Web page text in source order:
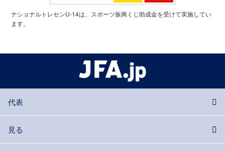
ナショナルトレセンU-14は、スポーツ振興くじ助成金を受けて実施してい
ます。
代表
見る